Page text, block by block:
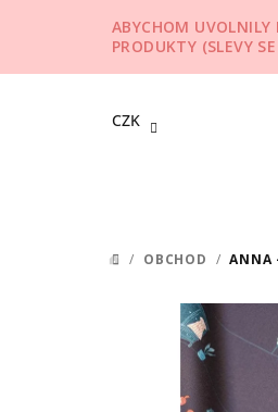
ABYCHOM
PRODUKTY (SLEVY
CZK
DOMŮ
/ OBCHOD / ANNA